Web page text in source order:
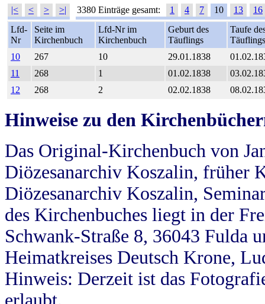
|< < > >| 3380 Einträge gesamt: 1 4 7 10 13
16
Lfd-
Nr
Seite im
Kirchenbuch
Lfd-Nr im
Kirchenbuch
Geburt des
Täuflings
Taufe
Täuflings
10
267 10 29.01.1838
11
268 1 01.02.1838
12
268 2 02.02.1838
Hinweise zu den
Das Original-Kirchenbuch von
Diözesanarchiv Koszalin, früher
Diözesanarchiv Koszalin,
des Kirchenbuches liegt in der
Schwank-Straße 8, 36043 Fulda
Heimatkreises Deutsch Krone,
Hinweis: Derzeit ist das